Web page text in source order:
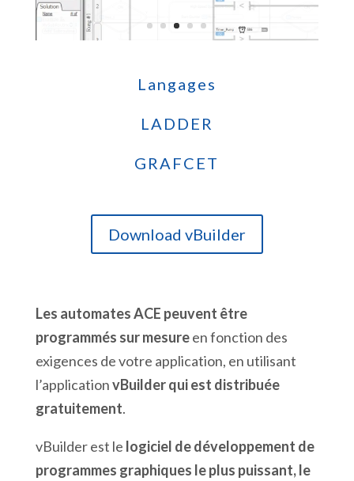
Langages
LADDER
GRAFCET
Download vBuilder
Les automates ACE peuvent être
programmés sur mesureen fonction des
exigences de votre application, en utilisant
l’applicationvBuilder qui est distribuée
gratuitement.
vBuilder est le logiciel de développement de
programmes graphiques le plus puissant, le